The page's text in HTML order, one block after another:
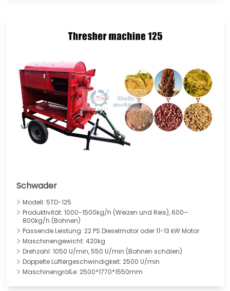
Schwader
Modell: 5TD-125
Produktivität: 1000-1500kg/h (Weizen und Reis), 600–
800kg/h (Bohnen)
Passende Leistung: 22 PS Dieselmotor oder 11-13 kW Motor
Maschinengewicht: 420kg
Drehzahl: 1050 U/min, 550 U/min (Bohnen schälen)
Doppelte Lüftergeschwindigkeit: 2500 U/min
Maschinengröße: 2500*1770*1550mm